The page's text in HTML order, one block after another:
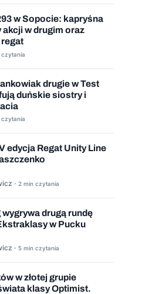
w Sopocie: kapryśna
akcji w drugim oraz
czytania
drugie w Test
duńskie siostry i
czytania
edycja Regat Unity Line
· 2 min czytania
wygrywa drugą rundę
w Pucku
· 5 min czytania
w złotej grupie
klasy Optimist.